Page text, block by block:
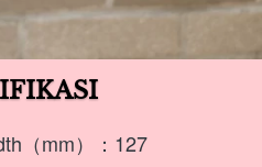
（mm）：127